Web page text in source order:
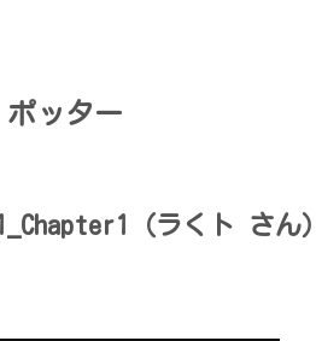
ッター
（ラくト さん）